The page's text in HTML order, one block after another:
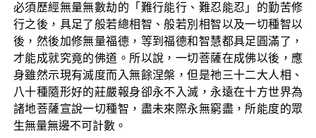
必須歷經無量無數劫的「難行能行、難忍能忍」的勤苦修
行之後，具足了般若總相智、般若別相智以及一切種智以
後，然後加修無量福德，等到福德和智慧都具足圓滿了，
才能成就究竟的佛道。所以說，一切菩薩在成佛以後，應
身雖然示現有滅度而入無餘涅槃，但是祂三十二大人相、
八十種隨形好的莊嚴報身卻永不入滅，永遠在十方世界為
諸地菩薩宣說一切種智，盡未來際永無窮盡，所能度的眾
生無量無邊不可計數。